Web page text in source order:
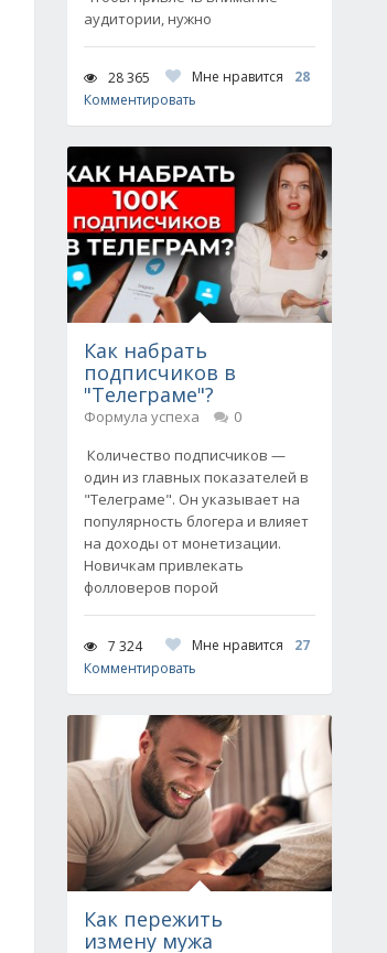
аудитории, нужно
28 365 Мне нравится
28
Комментировать
Как набрать
подписчиков в
"Телеграме"?
Формула успеха
0
Количество подписчиков —
один из главных показателей в
"Телеграме". Он указывает на
популярность блогера и влияет
на доходы от монетизации.
Новичкам привлекать
фолловеров порой
7 324 Мне нравится
27
Комментировать
Как пережить
измену мужа